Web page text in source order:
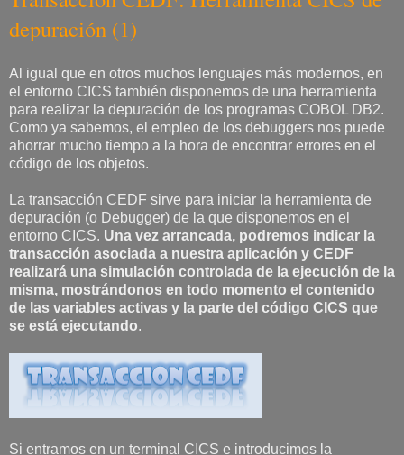
depuración (1)
Al igual que en otros muchos lenguajes más modernos, en
el entorno CICS también disponemos de una herramienta
para realizar la depuración de los programas COBOL DB2.
Como ya sabemos, el empleo de los debuggers nos puede
ahorrar mucho tiempo a la hora de encontrar errores en el
código de los objetos.
La transacción CEDF sirve para iniciar la herramienta de
depuración (o Debugger) de la que disponemos en el
entorno CICS. Una vez arrancada, podremos indicar la
transacción asociada a nuestra aplicación y CEDF
realizará una simulación controlada de la ejecución de la
misma, mostrándonos en todo momento el contenido
de las variables activas y la parte del código CICS que
se está ejecutando.
Si entramos en un terminal CICS e introducimos la